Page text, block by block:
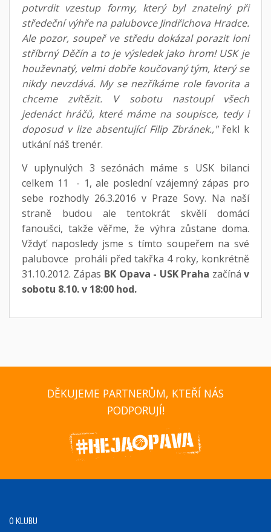
potvrdit vzestup formy, který byl znatelný při
středeční výhře na palubovce Jindřichova Hradce.
Ale pozor, soupeř ve středu dokázal porazit loni
stříbrný Děčín a to je výsledek jako hrom! USK je
houževnatý, velmi dobře koučovaný tým, který se
nikdy nevzdává. My se nezříkáme role favorita a
chceme zvítězit. V sobotu nastoupí všech
jedenáct hráčů, které máme na soupisce, tedy i
doposud v lize absentující Filip Zbránek.," řekl k
utkání náš trenér.
V uplynulých 3 sezónách máme s USK bilanci
celkem 11 - 1, ale poslední vzájemný zápas pro
sebe rozhodly 26.3.2016 v Praze Sovy. Na naší
straně budou ale tentokrát skvělí domácí
fanoušci, takže věřme, že výhra zůstane doma.
Vždyť naposledy jsme s tímto soupeřem na své
palubovce proháli před takřka 4 roky, konkrétně
31.10.2012. Zápas BK Opava - USK Praha začínáv
sobotu 8.10. v 18:00 hod.
DĚKUJEME PARTNERŮM, KTEŘÍ NÁS
PODPORUJÍ!
O KLUBU